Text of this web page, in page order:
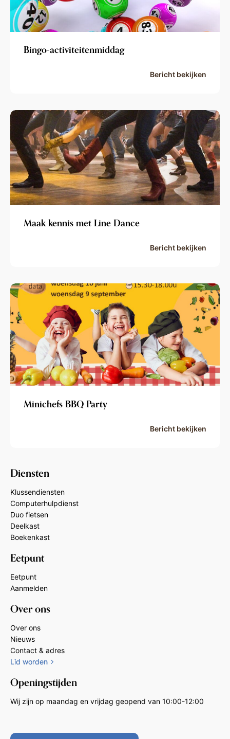
Bingo-activiteitenmiddag
Bericht bekijken
Maak kennis met Line Dance
Bericht bekijken
Minichefs BBQ Party
Bericht bekijken
Diensten
Klussendiensten
Computerhulpdienst
Duo fietsen
Deelkast
Boekenkast
Eetpunt
Eetpunt
Aanmelden
Over ons
Over ons
Nieuws
Contact & adres
Lid worden
Openingstijden
Wij zijn op maandag en vrijdag geopend van 10:00-12:00